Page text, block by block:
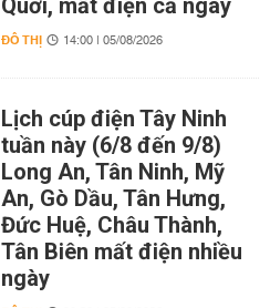
Quới, mất điện cả ngày
ĐÔ THỊ 14:00 | 05/08/2026
Lịch cúp điện Tây Ninh
tuần này (6/8 đến 9/8)
Long An, Tân Ninh, Mỹ
An, Gò Dầu, Tân Hưng,
Đức Huệ, Châu Thành,
Tân Biên mất điện nhiều
ngày